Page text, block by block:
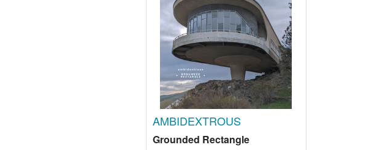
AMBIDEXTROUS
Grounded Rectangle